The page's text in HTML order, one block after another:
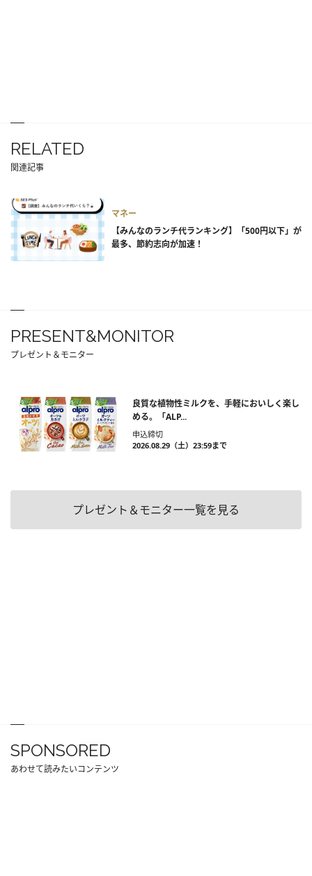
RELATED
関連記事
マネー
【みんなのランチ代ランキング】「500円以下」が
最多、節約志向が加速！
PRESENT&MONITOR
プレゼント＆モニター
良質な植物性ミルクを、手軽においしく楽し
める。「ALP...
申込締切
2026.08.29（土）23:59まで
プレゼント＆モニター一覧を見る
SPONSORED
あわせて読みたいコンテンツ